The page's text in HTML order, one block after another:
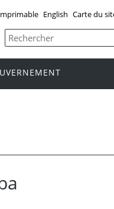
English Carte du